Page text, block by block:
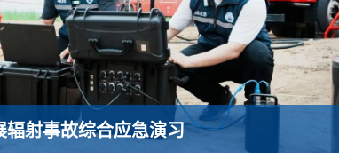
辐射事故综合应急演习